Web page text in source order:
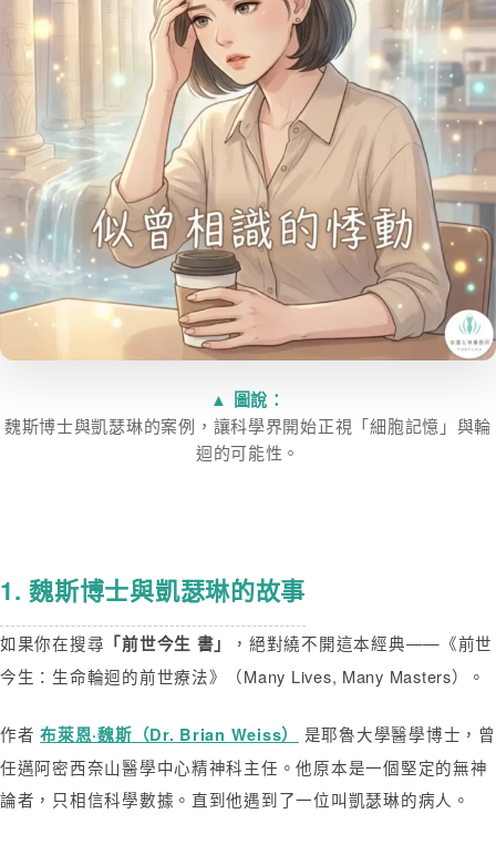
▲ 圖說：
魏斯博士與凱瑟琳的案例，讓科學界開始正視「細胞記憶」與輪
迴的可能性。
1. 魏斯博士與凱瑟琳的故事
如果你在搜尋 「前世今生 書」
，絕對繞不開這本經典——《前世
今生：生命輪迴的前世療法》（Many Lives, Many Masters）。
作者布萊恩·魏斯（Dr. Brian Weiss）
是耶魯大學醫學博士，曾
任邁阿密西奈山醫學中心精神科主任。他原本是一個堅定的無神
論者，只相信科學數據。直到他遇到了一位叫凱瑟琳的病人。